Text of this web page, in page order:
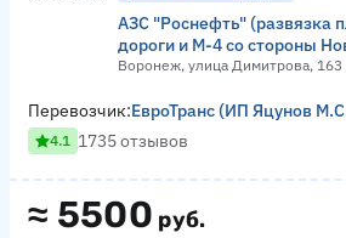
АЗС "Роснефть" (развязка
дороги и М-4 со стороны
Воронеж, улица Димитрова, 163
≈ 5500 руб.
Перевозчик:ЕвроТранс (ИП Яцунов
4.1 1735 отзывов